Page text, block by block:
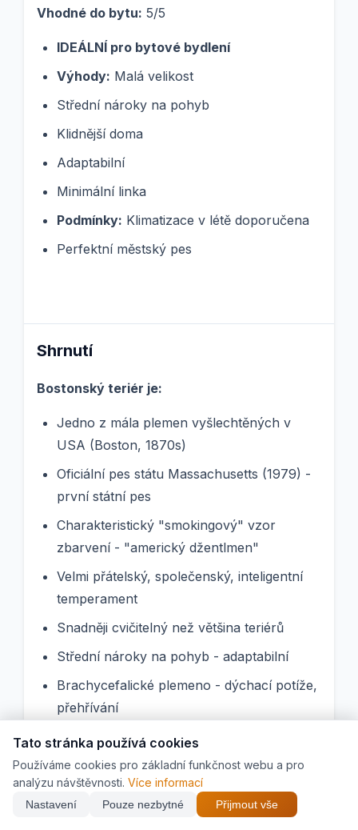
Vhodné do bytu: 5/5
IDEÁLNÍ pro bytové bydlení
Výhody: Malá velikost
Střední nároky na pohyb
Klidnější doma
Adaptabilní
Minimální linka
Podmínky: Klimatizace v létě doporučena
Perfektní městský pes
Shrnutí
Bostonský teriér je:
Jedno z mála plemen vyšlechtěných v
USA (Boston, 1870s)
Oficiální pes státu Massachusetts (1979) -
první státní pes
Charakteristický "smokingový" vzor
zbarvení - "americký džentlmen"
Velmi přátelský, společenský, inteligentní
temperament
Snadněji cvičitelný než většina teriérů
Střední nároky na pohyb - adaptabilní
Brachycefalické plemeno - dýchací potíže,
přehřívání
Oční problémy velmi časté - velké,
prominentní oči
Minimální péče o srst
Tato stránka používá cookies
Používáme cookies pro základní funkčnost webu a pro
analýzu návštěvnosti. Více informací
Nastavení Pouze nezbytné Přijmout vše